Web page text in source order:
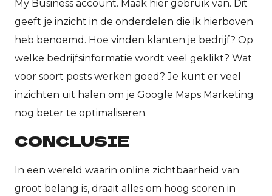
My Business account. Maak hier gebruik van. Dit
geeft je inzicht in de onderdelen die ik hierboven
heb benoemd. Hoe vinden klanten je bedrijf? Op
welke bedrijfsinformatie wordt veel geklikt? Wat
voor soort posts werken goed? Je kunt er veel
inzichten uit halen om je Google Maps Marketing
nog beter te optimaliseren.
CONCLUSIE
In een wereld waarin online zichtbaarheid van
groot belang is, draait alles om hoog scoren in